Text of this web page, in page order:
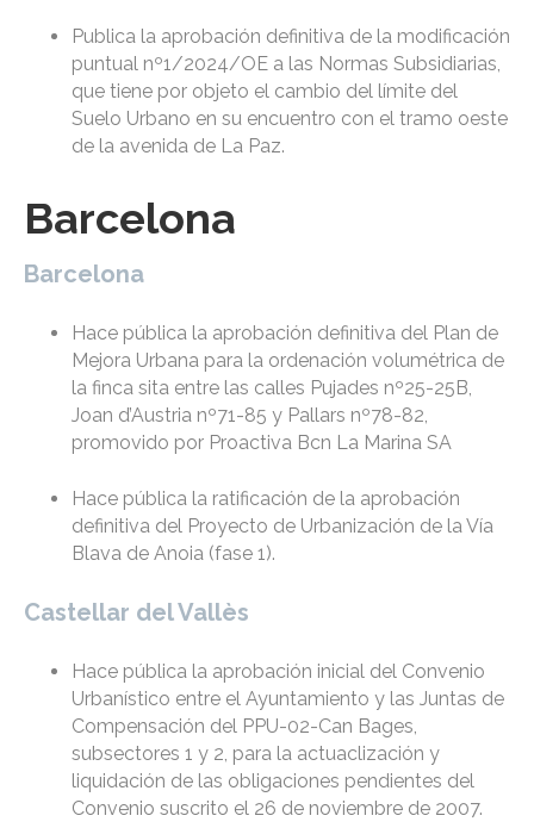
Publica la aprobación definitiva de la modificación
puntual nº1/2024/OE a las Normas Subsidiarias,
que tiene por objeto el cambio del límite del
Suelo Urbano en su encuentro con el tramo oeste
de la avenida de La Paz.
Barcelona
Barcelona
Hace pública la aprobación definitiva del Plan de
Mejora Urbana para la ordenación volumétrica de
la finca sita entre las calles Pujades nº25-25B,
Joan d’Austria nº71-85 y Pallars nº78-82,
promovido por Proactiva Bcn La Marina SA
Hace pública la ratificación de la aprobación
definitiva del Proyecto de Urbanización de la Vía
Blava de Anoia (fase 1).
Castellar del Vallès
Hace pública la aprobación inicial del Convenio
Urbanístico entre el Ayuntamiento y las Juntas de
Compensación del PPU-02-Can Bages,
subsectores 1 y 2, para la actuaclización y
liquidación de las obligaciones pendientes del
Convenio suscrito el 26 de noviembre de 2007.